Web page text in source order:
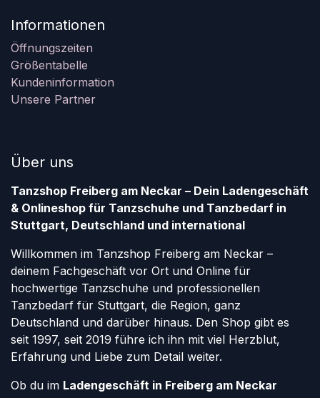
Informationen
Öffnungszeiten
Größentabelle
Kundeninformation
Unsere Partner
Über uns
Tanzshop Freiberg am Neckar – Dein Ladengeschäft
& Onlineshop für Tanzschuhe und Tanzbedarf in
Stuttgart, Deutschland und international
Willkommen im Tanzshop Freiberg am Neckar –
deinem Fachgeschäft vor Ort und Online für
hochwertige Tanzschuhe und professionellen
Tanzbedarf für Stuttgart, die Region, ganz
Deutschland und darüber hinaus. Den Shop gibt es
seit 1997, seit 2019 führe ich ihn mit viel Herzblut,
Erfahrung und Liebe zum Detail weiter.
Ob du im Ladengeschäft in Freiberg am Neckar